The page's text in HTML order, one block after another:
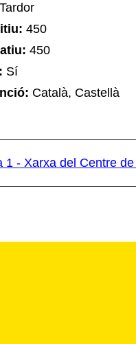
450
450
Sí
Català, Castellà
1 - Xarxa del Centre